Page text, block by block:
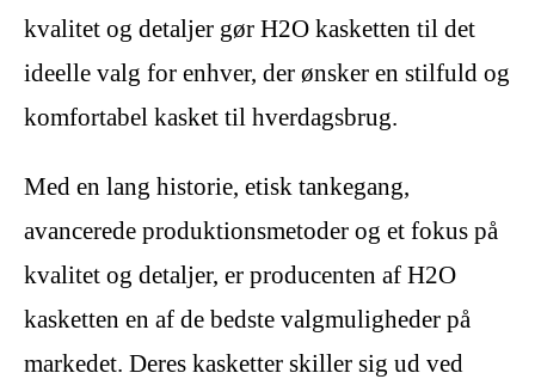
kvalitet og detaljer gør H2O kasketten til det
ideelle valg for enhver, der ønsker en stilfuld og
komfortabel kasket til hverdagsbrug.
Med en lang historie, etisk tankegang,
avancerede produktionsmetoder og et fokus på
kvalitet og detaljer, er producenten af H2O
kasketten en af de bedste valgmuligheder på
markedet. Deres kasketter skiller sig ud ved